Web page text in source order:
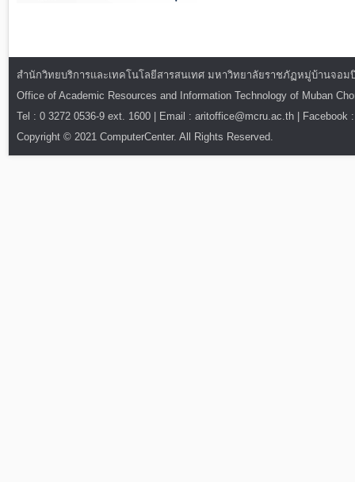
สำนักวิทยบริการและเทคโนโลยีสารสนเทศ มหาวิทยาลัยราชภัฏหมู่บ้านจอ
Office of Academic Resources and Information Technology of Muban
Tel : 0 3272 0536-9 ext. 1600 | Email : aritoffice@mcru.ac.th | Facebook
Copyright © 2021 ComputerCenter. All Rights Reserved.